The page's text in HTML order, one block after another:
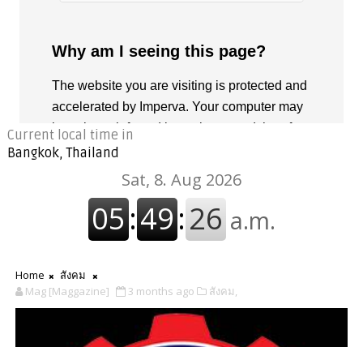
Current local time in
Bangkok, Thailand
Home
สังคม
Mag [Maggazine]
3 months ago สังคม,